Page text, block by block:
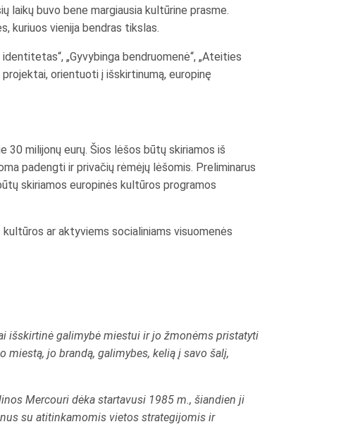
laikų buvo bene margiausia kultūrine prasme.
kuriuos vienija bendras tikslas.
„Gyvybinga bendruomenė“, „Ateities
orientuoti į išskirtinumą, europinę
30 milijonų eurų. Šios lėšos būtų skiriamos iš
padengti ir privačių rėmėjų lėšomis. Preliminarus
skiriamos europinės kultūros programos
ar aktyviems socialiniams visuomenės
išskirtinė galimybė miestui ir jo žmonėms pristatyti
jo brandą, galimybes, kelią į savo šalį,
Mercouri dėka startavusi 1985 m., šiandien ji
su atitinkamomis vietos strategijomis ir